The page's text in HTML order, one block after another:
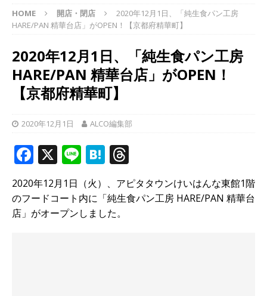
HOME 開店・閉店
2020年12月1日、「純生食パン工房
HARE/PAN 精華台店」がOPEN！【京都府精華町】
2020年12月1日、「純生食パン工房
HARE/PAN 精華台店」がOPEN！
【京都府精華町】
2020年12月1日 ALCO編集部
F
a
c
e
X Li
n
e
H
at
e
n
h
r
e
2020年12月1日（火）、アピタタウンけいはんな東館1階
のフードコート内に「純生食パン工房 HARE/PAN 精華台
店」がオープンしました。